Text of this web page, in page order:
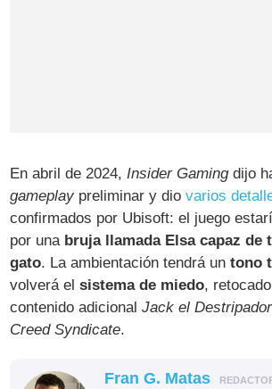
En abril de 2024,Insider Gamingdijo
gameplay preliminar y diovarios
confirmados por Ubisoft: el juego
por una bruja llamada Elsa capaz de
gato. La ambientación tendrá untono
volverá elsistema de miedo,
contenido adicionalJack el Destripador
Creed Syndicate.
Fran G. Matas